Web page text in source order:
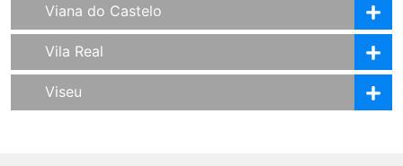
Viana do Castelo
Vila Real
Viseu